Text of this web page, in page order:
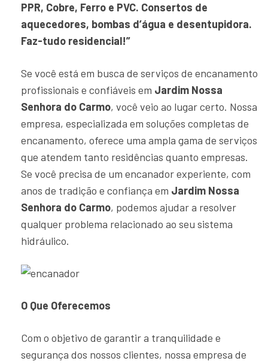
PPR, Cobre, Ferro e PVC. Consertos de
aquecedores, bombas d’água e desentupidora.
Faz-tudo residencial!”
Se você está em busca de serviços de encanamento
profissionais e confiáveis em Jardim Nossa
Senhora do Carmo, você veio ao lugar certo. Nossa
empresa, especializada em soluções completas de
encanamento, oferece uma ampla gama de serviços
que atendem tanto residências quanto empresas.
Se você precisa de um encanador experiente, com
anos de tradição e confiança em Jardim Nossa
Senhora do Carmo, podemos ajudar a resolver
qualquer problema relacionado ao seu sistema
hidráulico.
O Que Oferecemos
Com o objetivo de garantir a tranquilidade e
segurança dos nossos clientes, nossa empresa de